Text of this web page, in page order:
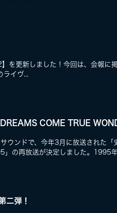
を更新しました！今回は、会報
ライヴ...
DREAMS COME TRUE
ウンドで、今年3月に放送された「
の再放送が決定しました。1995
二弾！